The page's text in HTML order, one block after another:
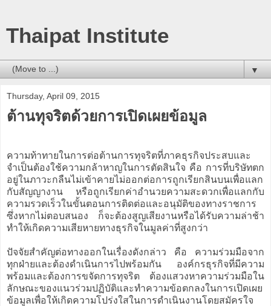
Thaipat Institute
▼
Thursday, April 09, 2015
ต้านทุจริตด้วยการเปิดเผยข้อมูล
ความท้าทายในการต่อต้านการทุจริตที่ภาคธุรกิจประสบและ
จำเป็นต้องใช้ความกล้าหาญในการตัดสินใจ คือ การที่บริษัทตก
อยู่ในภาวะกลืนไม่เข้าคายไม่ออกต่อการถูกเรียกสินบนเพื่อแลก
กับสัญญางาน หรือถูกเรียกค่าอำนวยความสะดวกเพื่อแลกกับ
ความรวดเร็วในขั้นตอนการติดต่อและอนุมัติของทางราชการ
ซึ่งหากไม่ตอบสนอง ก็จะต้องสูญเสียงานหรือได้รับความล่าช้า
ทำให้เกิดความเสียหายทางธุรกิจในมูลค่าที่สูงกว่า
ปัจจัยสำคัญต่อทางออกในเรื่องดังกล่าว คือ ความร่วมมือจาก
ทุกฝ่ายและต้องดำเนินการไปพร้อมกัน องค์กรธุรกิจที่มีความ
พร้อมและต้องการขจัดการทุจริต ต้องแสวงหาความร่วมมือใน
ลักษณะของแนวร่วมปฏิบัติและทำความข้อตกลงในการเปิดเผย
ข้อมูลเพื่อให้เกิดความโปร่งใสในการดำเนินงานโดยสมัครใจ